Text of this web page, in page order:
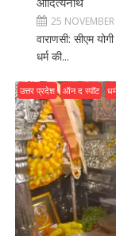
25
वाराणसी: सीएम
धर्म की...
उत्तर प्रदेश ऑन द स्पॉट